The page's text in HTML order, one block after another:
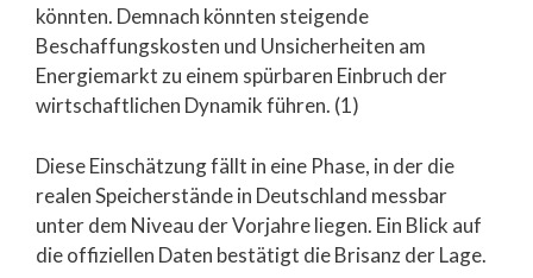
könnten. Demnach könnten steigende
Beschaffungskosten und Unsicherheiten am
Energiemarkt zu einem spürbaren Einbruch der
wirtschaftlichen Dynamik führen. (1)
Diese Einschätzung fällt in eine Phase, in der die
realen Speicherstände in Deutschland messbar
unter dem Niveau der Vorjahre liegen. Ein Blick auf
die offiziellen Daten bestätigt die Brisanz der Lage.